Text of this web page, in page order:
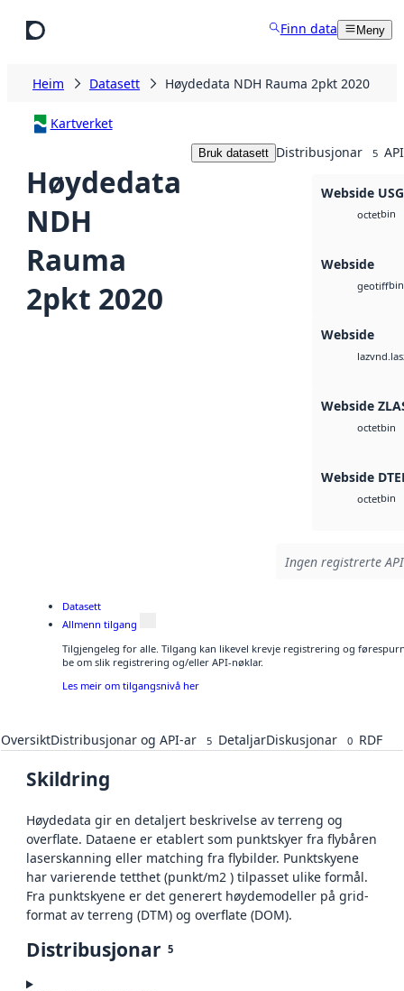
Finn data Meny
Heim Datasett Høydedata NDH Rauma 2pkt 2020
Kartverket
Høydedata
NDH
Rauma
2pkt 2020
Bruk datasett Distribusjonar 5
Webside
octetbin
Webside
geotiffbin
Webside
laz
Webside
octetbin
Webside
octetbin
Ingen registrerte
Datasett
Allmenn tilgang
Tilgjengeleg for alle. Tilgang kan likevel krevje registrering og
be om slik registrering og/eller API-nøklar.
Les meir om tilgangsnivå her
OversiktDistribusjonar og API-ar 5 DetaljarDiskusjonar 0 RDF
Skildring
Høydedata gir en detaljert beskrivelse av terreng og
overflate. Dataene er etablert som punktskyer fra flybåren
laserskanning eller matching fra flybilder. Punktskyene
har varierende tetthet (punkt/m2 ) tilpasset ulike formål.
Fra punktskyene er det generert høydemodeller på grid-
format av terreng (DTM) og overflate (DOM).
Distribusjonar 5